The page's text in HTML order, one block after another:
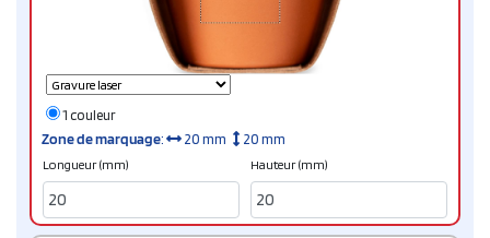
1 couleur
Zone de marquage: 20 mm 20 mm
Longueur (mm) Hauteur (mm)